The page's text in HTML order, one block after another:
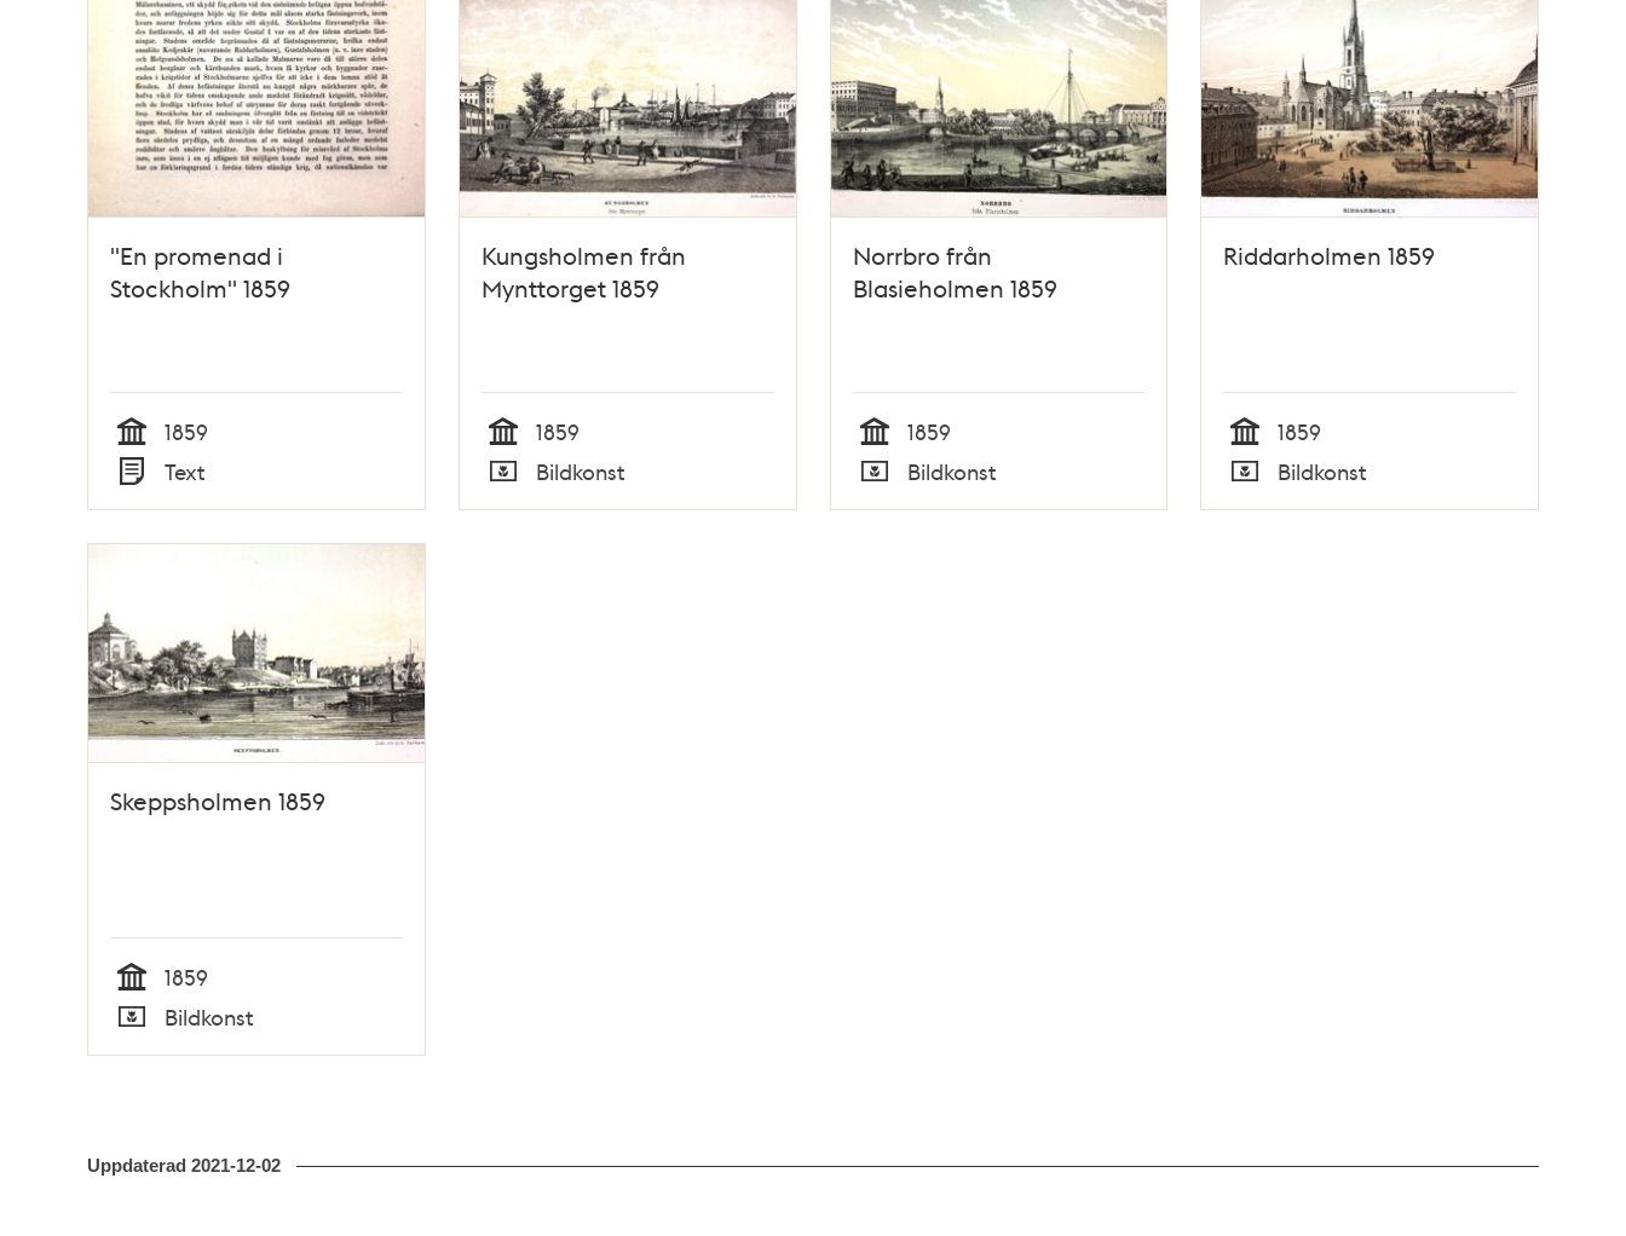
"En promenad i
Stockholm" 1859
Tid
1859
Text
Kungsholmen från
Mynttorget 1859
Tid
1859
Bildkonst
Norrbro från
Blasieholmen 1859
Tid
1859
Bildkonst
Riddarholmen 1859
Tid
1859
Bildkonst
Skeppsholmen 1859
Tid
1859
Typ
Bildkonst
Uppdaterad 2021-12-02